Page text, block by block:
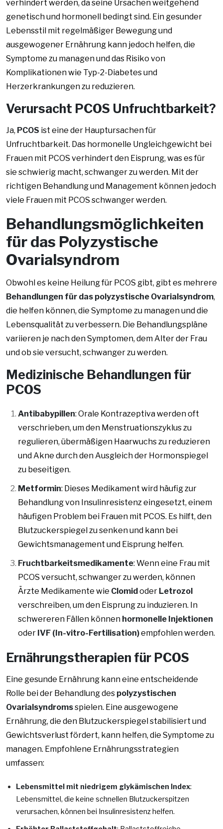
verhindert werden, da seine Ursachen weitgehend
genetisch und hormonell bedingt sind. Ein gesunder
Lebensstil mit regelmäßiger Bewegung und
ausgewogener Ernährung kann jedoch helfen, die
Symptome zu managen und das Risiko von
Komplikationen wie Typ-2-Diabetes und
Herzerkrankungen zu reduzieren.
Verursacht PCOS Unfruchtbarkeit?
Ja, PCOS ist eine der Hauptursachen für
Unfruchtbarkeit. Das hormonelle Ungleichgewicht bei
Frauen mit PCOS verhindert den Eisprung, was es für
sie schwierig macht, schwanger zu werden. Mit der
richtigen Behandlung und Management können jedoch
viele Frauen mit PCOS schwanger werden.
Behandlungsmöglichkeiten
für das Polyzystische
Ovarialsyndrom
Obwohl es keine Heilung für PCOS gibt, gibt es mehrere
Behandlungen für das polyzystische Ovarialsyndrom,
die helfen können, die Symptome zu managen und die
Lebensqualität zu verbessern. Die Behandlungspläne
variieren je nach den Symptomen, dem Alter der Frau
und ob sie versucht, schwanger zu werden.
Medizinische Behandlungen für
PCOS
Antibabypillen: Orale Kontrazeptiva werden oft
verschrieben, um den Menstruationszyklus zu
regulieren, übermäßigen Haarwuchs zu reduzieren
und Akne durch den Ausgleich der Hormonspiegel
zu beseitigen.
Metformin: Dieses Medikament wird häufig zur
Behandlung von Insulinresistenz eingesetzt, einem
häufigen Problem bei Frauen mit PCOS. Es hilft, den
Blutzuckerspiegel zu senken und kann bei
Gewichtsmanagement und Eisprung helfen.
Fruchtbarkeitsmedikamente: Wenn eine Frau mit
PCOS versucht, schwanger zu werden, können
Ärzte Medikamente wie Clomidoder Letrozol
verschreiben, um den Eisprung zu induzieren. In
schwereren Fällen können hormonelle Injektionen
oder IVF (In-vitro-Fertilisation)empfohlen werden.
Ernährungstherapien für PCOS
Eine gesunde Ernährung kann eine entscheidende
Rolle bei der Behandlung des polyzystischen
Ovarialsyndromsspielen. Eine ausgewogene
Ernährung, die den Blutzuckerspiegel stabilisiert und
Gewichtsverlust fördert, kann helfen, die Symptome zu
managen. Empfohlene Ernährungsstrategien
umfassen:
Lebensmittel mit niedrigem glykämischen Index:
Lebensmittel, die keine schnellen Blutzuckerspitzen
verursachen, können bei Insulinresistenz helfen.